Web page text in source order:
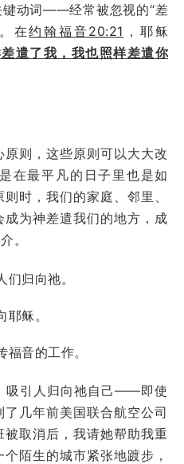
键动词——经常被忽视的“差
在约翰福音20:21 ，耶稣
遣了我，我也照样差遣你
则，这些原则可以大大改
在最平凡的日子里也是如
时，我们的家庭、邻里、
为神差遣我们的地方，成
。
归向祂。
稣。
音的工作。
吸引人归向祂自己——即使
几年前美国联合航空公司
取消后，我请她帮助我重
陌生的城市紧张地踱步，